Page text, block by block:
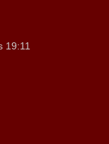
19:11